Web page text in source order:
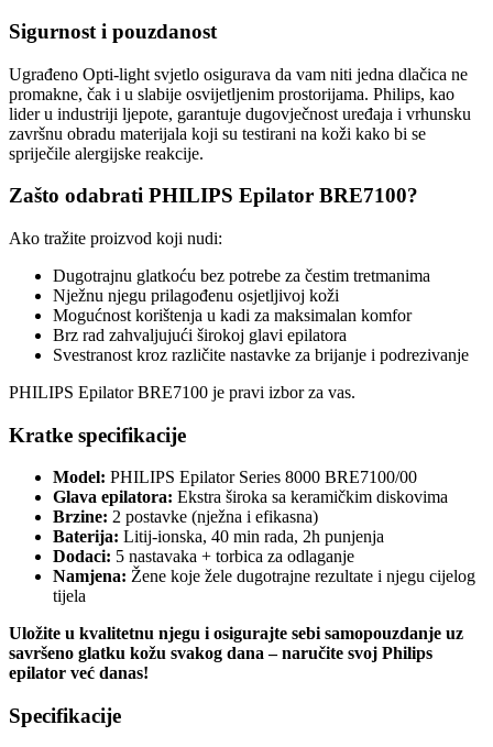
Sigurnost i pouzdanost
Ugrađeno Opti-light svjetlo osigurava da vam niti jedna dlačica ne
promakne, čak i u slabije osvijetljenim prostorijama. Philips, kao
lider u industriji ljepote, garantuje dugovječnost uređaja i vrhunsku
završnu obradu materijala koji su testirani na koži kako bi se
spriječile alergijske reakcije.
Zašto odabrati PHILIPS Epilator BRE7100?
Ako tražite proizvod koji nudi:
Dugotrajnu glatkoću bez potrebe za čestim tretmanima
Nježnu njegu prilagođenu osjetljivoj koži
Mogućnost korištenja u kadi za maksimalan komfor
Brz rad zahvaljujući širokoj glavi epilatora
Svestranost kroz različite nastavke za brijanje i podrezivanje
PHILIPS Epilator BRE7100 je pravi izbor za vas.
Kratke specifikacije
Model: PHILIPS Epilator Series 8000 BRE7100/00
Glava epilatora: Ekstra široka sa keramičkim diskovima
Brzine: 2 postavke (nježna i efikasna)
Baterija: Litij-ionska, 40 min rada, 2h punjenja
Dodaci: 5 nastavaka + torbica za odlaganje
Namjena: Žene koje žele dugotrajne rezultate i njegu cijelog
tijela
Uložite u kvalitetnu njegu i osigurajte sebi samopouzdanje uz
savršeno glatku kožu svakog dana – naručite svoj Philips
epilator već danas!
Specifikacije